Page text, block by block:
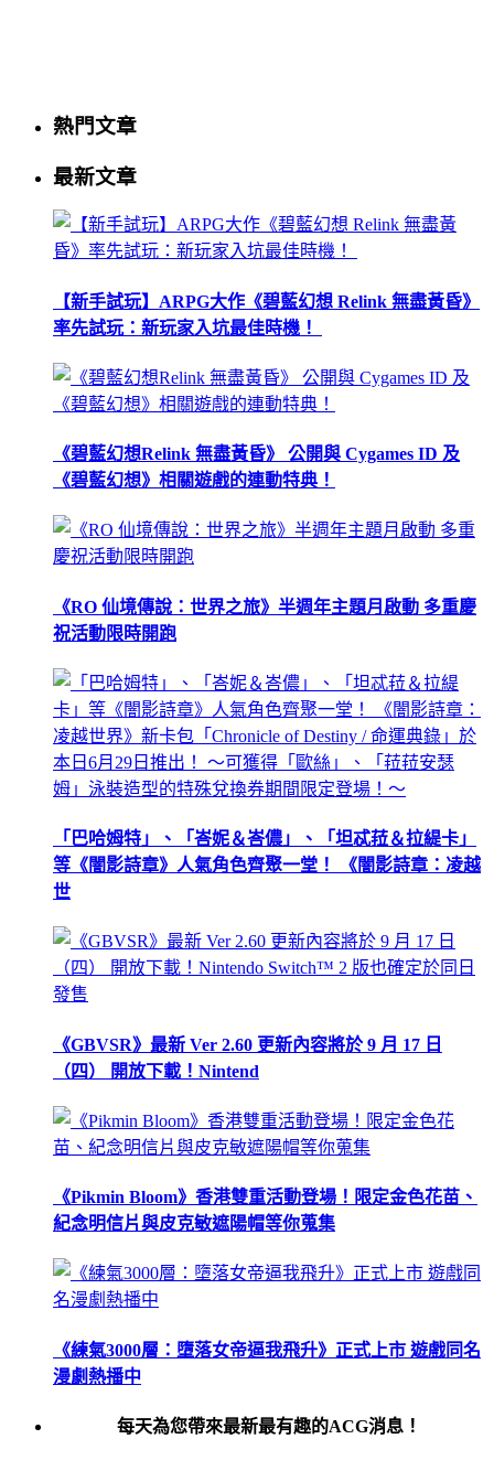
熱門文章
最新文章
【新手試玩】ARPG大作《碧藍幻想 Relink 無盡黃昏》
率先試玩：新玩家入坑最佳時機！
《碧藍幻想Relink 無盡黃昏》 公開與 Cygames ID 及
《碧藍幻想》相關遊戲的連動特典！
《RO 仙境傳說：世界之旅》半週年主題月啟動 多重慶
祝活動限時開跑
「巴哈姆特」、「峇妮＆峇儂」、「坦忒菈＆拉緹卡」
等《闇影詩章》人氣角色齊聚一堂！ 《闇影詩章：凌越
世
《GBVSR》最新 Ver 2.60 更新內容將於 9 月 17 日
（四） 開放下載！Nintend
《Pikmin Bloom》香港雙重活動登場！限定金色花苗、
紀念明信片與皮克敏遮陽帽等你蒐集
《練氣3000層：墮落女帝逼我飛升》正式上市 遊戲同名
漫劇熱播中
每天為您帶來最新最有趣的ACG消息！